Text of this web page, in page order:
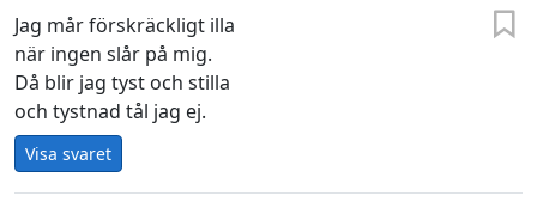
Jag mår förskräckligt illa
när ingen slår på mig.
Då blir jag tyst och stilla
och tystnad tål jag ej.
Visa svaret